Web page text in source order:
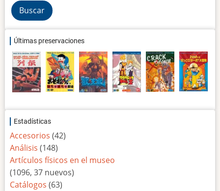
Últimas preservaciones
Estadísticas
Accesorios (42)
Análisis (148)
Artículos físicos en el museo
(1096, 37 nuevos)
Catálogos (63)